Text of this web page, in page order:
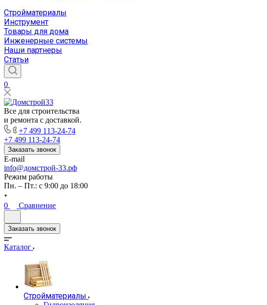
Стройматериалы
Инструмент
Товары для дома
Инженерные системы
Наши партнеры
Статьи
0
Все для строительства
и ремонта с доставкой.
+7 499 113-24-74
+7 499 113-24-74
Заказать звонок
E-mail
info@домстрой-33.рф
Режим работы
Пн. – Пт.: с 9:00 до 18:00
0 Сравнение
Заказать звонок
Каталог
Стройматериалы